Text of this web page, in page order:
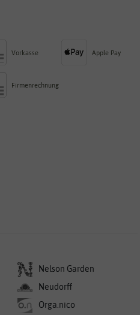
Vorkasse Apple Pay
Firmenrechnung
Nelson Garden
Neudorff
Orga.nico